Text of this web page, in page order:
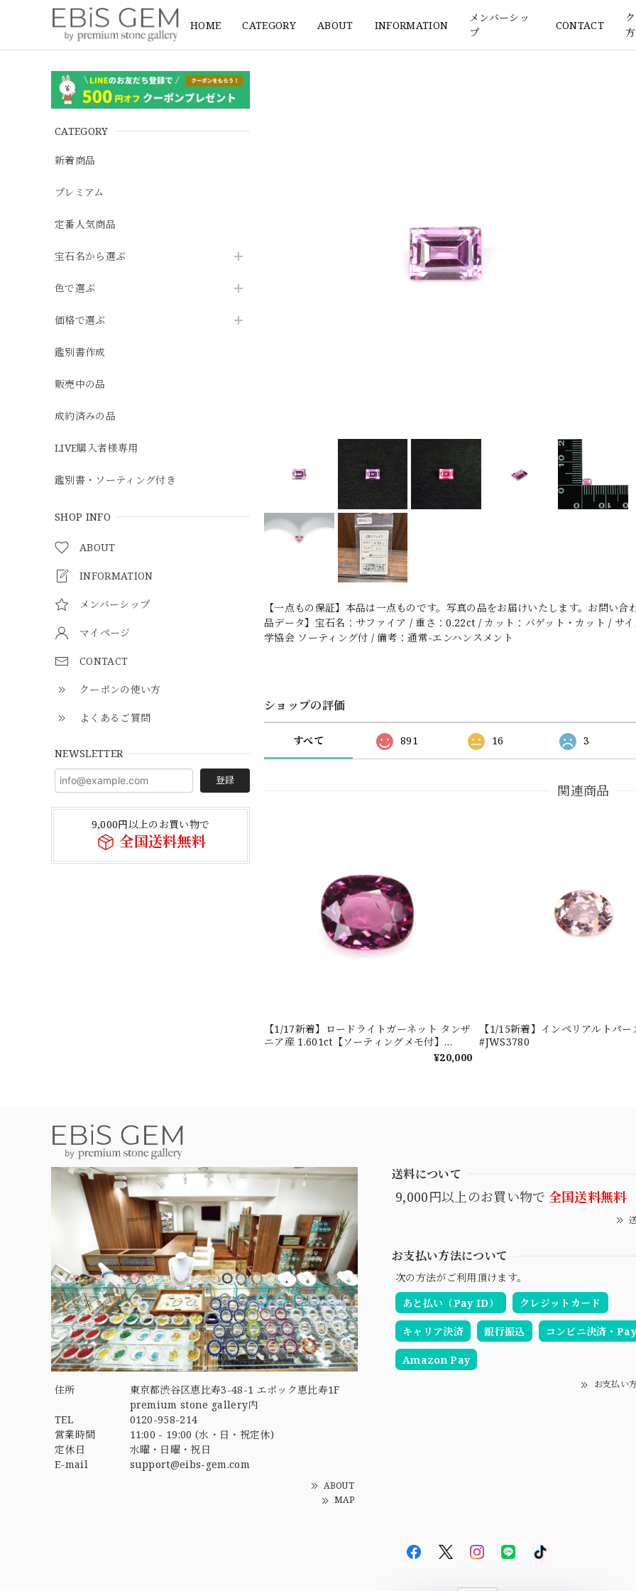
HOME CATEGORY ABOUT INFORMATION
メンバーシッ
プ
CONTACT
方
CATEGORY
新着商品
プレミアム
定番人気商品
宝石名から選ぶ
色で選ぶ
価格で選ぶ
鑑別書作成
販売中の品
成約済みの品
LIVE購入者様専用
鑑別書・ソーティング付き
SHOP INFO
ABOUT
INFORMATION
メンバーシップ
マイページ
CONTACT
クーポンの使い方
よくあるご質問
NEWSLETTER
登録
9,000円以上のお買い物で
全国送料無料
【一点もの保証】本品は一点ものです。写真の品をお届けいたします。お問い
品データ】宝石名：サファイア / 重さ：0.22ct / カット：バゲット・カット / サ
学協会 ソーティング付 / 備考：通常-エンハンスメント
ショップの評価
すべて 891 16 3
関連商品
【1/17新着】ロードライトガーネット タンザ
ニア産 1.601ct【ソーティングメモ付】
¥20,000
【1/15新着】インペリアルトパ
#JWS3780
住所
東京都渋谷区恵比寿3-48-1 エポック恵比寿1F
premium stone gallery内
TEL
0120-958-214
営業時間
11:00 - 19:00 (水・日・祝定休)
定休日
水曜・日曜・祝日
E-mail
support@eibs-gem.com
ABOUT
MAP
送料について
9,000円以上のお買い物で 全国送料無料
お支払い方法について
次の方法がご利用頂けます。
あと払い（Pay ID）
クレジットカード
キャリア決済 銀行振込 コンビニ決済・
Amazon Pay
お支払い